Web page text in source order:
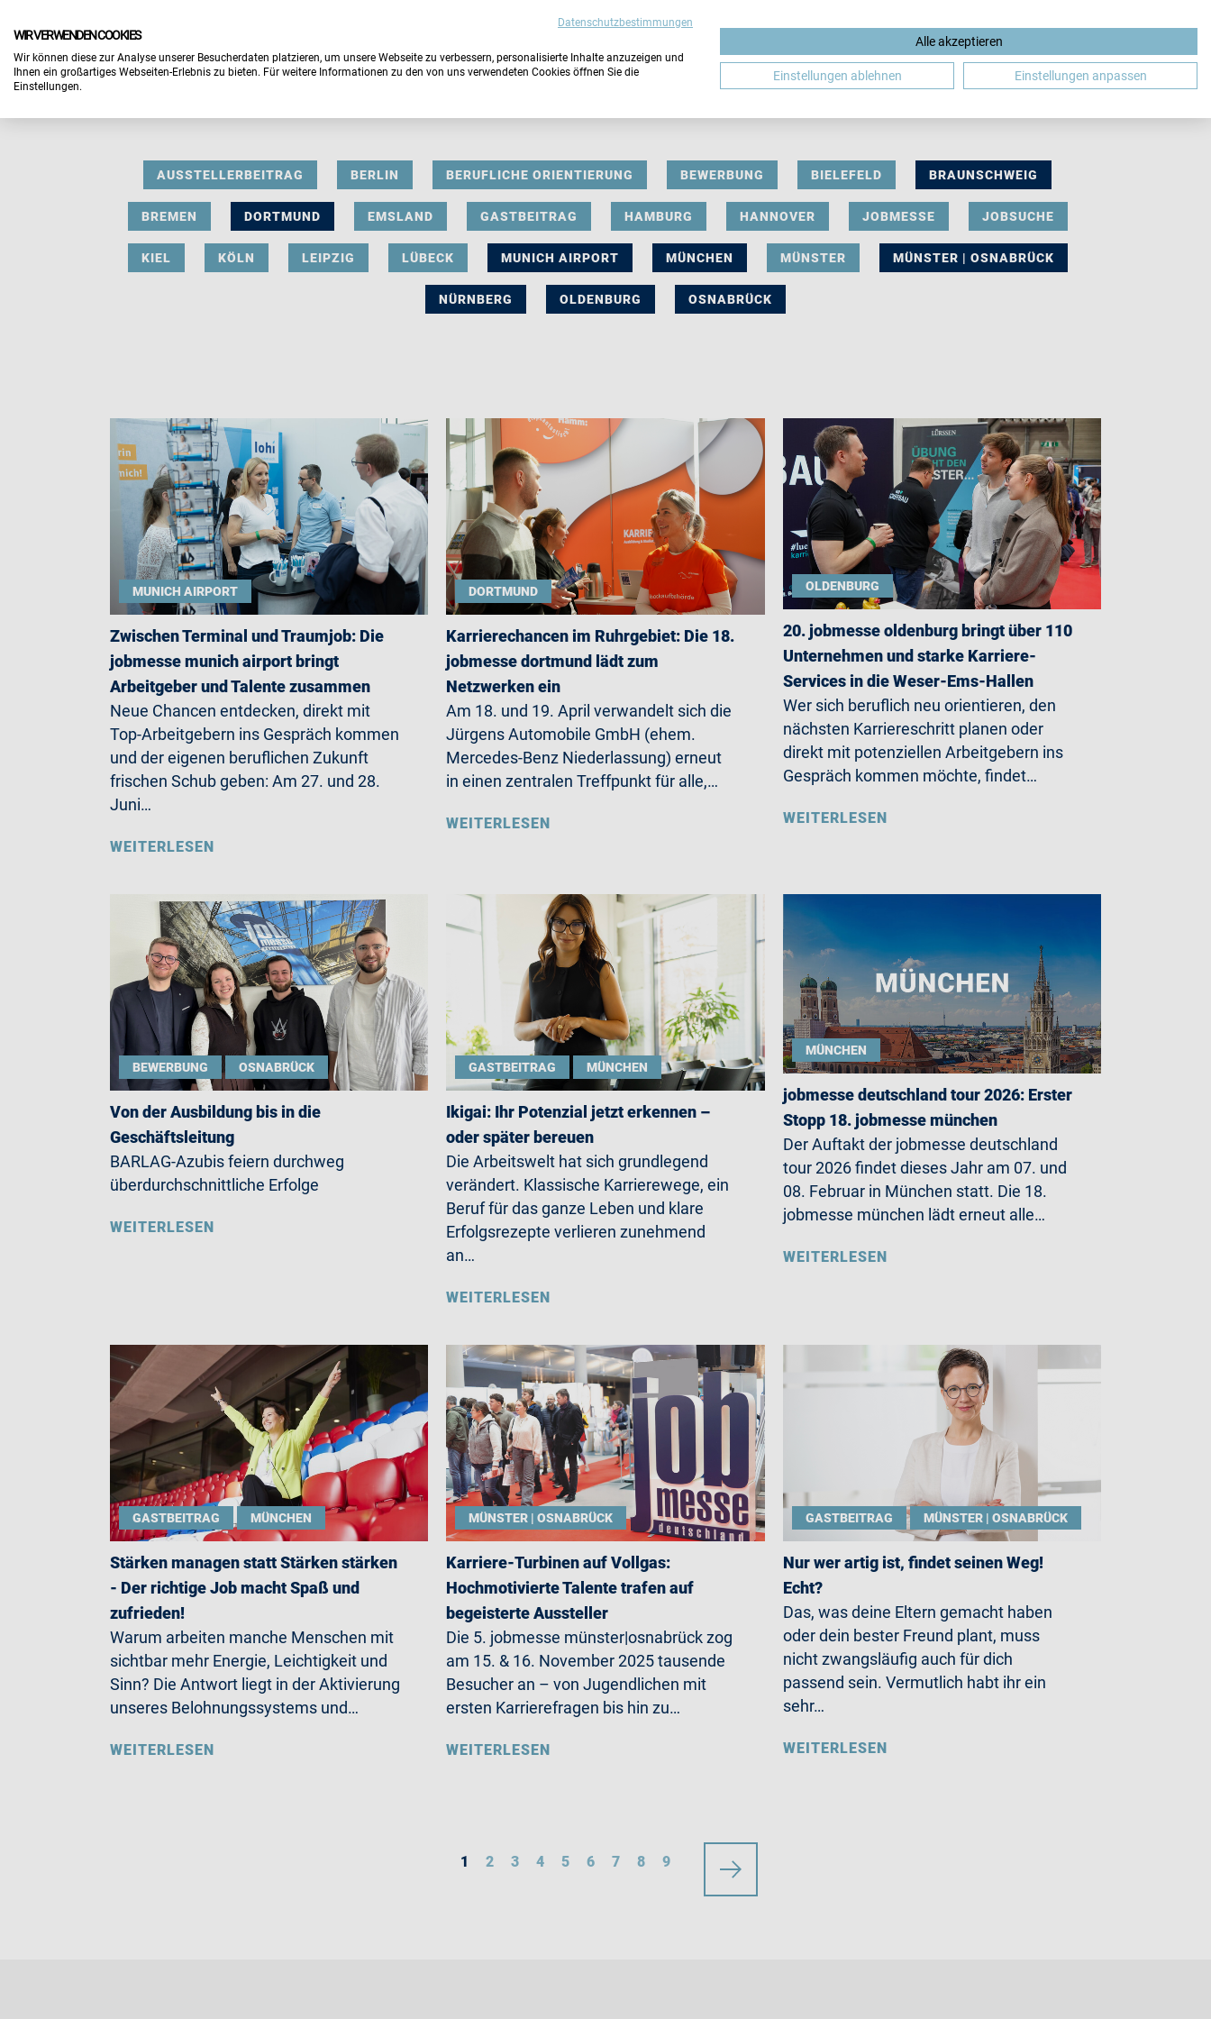
DE
AUSSTELLERBEITRAG BERLIN BERUFLICHE ORIENTIERUNG BEWERBUNG BIELEFELD BRAUNSCHWEIG
BREMEN DORTMUND EMSLAND GASTBEITRAG HAMBURG HANNOVER JOBMESSE JOBSUCHE
KIEL KÖLN LEIPZIG LÜBECK MUNICH AIRPORT MÜNCHEN MÜNSTER MÜNSTER | OSNABRÜCK
NÜRNBERG OLDENBURG OSNABRÜCK
MUNICH AIRPORT
Zwischen Terminal und Traumjob: Die
jobmesse munich airport bringt
Arbeitgeber und Talente zusammen
Neue Chancen entdecken, direkt mit
Top-Arbeitgebern ins Gespräch kommen
und der eigenen beruflichen Zukunft
frischen Schub geben: Am 27. und 28.
Juni…
WEITERLESEN
DORTMUND
Karrierechancen im Ruhrgebiet: Die 18.
jobmesse dortmund lädt zum
Netzwerken ein
Am 18. und 19. April verwandelt sich die
Jürgens Automobile GmbH (ehem.
Mercedes-Benz Niederlassung) erneut
in einen zentralen Treffpunkt für alle,…
WEITERLESEN
OLDENBURG
20. jobmesse oldenburg bringt über 110
Unternehmen und starke Karriere-
Services in die Weser-Ems-Hallen
Wer sich beruflich neu orientieren, den
nächsten Karriereschritt planen oder
direkt mit potenziellen Arbeitgebern ins
Gespräch kommen möchte, findet…
WEITERLESEN
BEWERBUNG OSNABRÜCK
Von der Ausbildung bis in die
Geschäftsleitung
BARLAG-Azubis feiern durchweg
überdurchschnittliche Erfolge
WEITERLESEN
GASTBEITRAG MÜNCHEN
Ikigai: Ihr Potenzial jetzt erkennen –
oder später bereuen
Die Arbeitswelt hat sich grundlegend
verändert. Klassische Karrierewege, ein
Beruf für das ganze Leben und klare
Erfolgsrezepte verlieren zunehmend
an…
WEITERLESEN
MÜNCHEN
jobmesse deutschland tour 2026: Erster
Stopp 18. jobmesse münchen
Der Auftakt der jobmesse deutschland
tour 2026 findet dieses Jahr am 07. und
08. Februar in München statt. Die 18.
jobmesse münchen lädt erneut alle…
WEITERLESEN
GASTBEITRAG MÜNCHEN
Stärken managen statt Stärken stärken
- Der richtige Job macht Spaß und
zufrieden!
Warum arbeiten manche Menschen mit
sichtbar mehr Energie, Leichtigkeit und
Sinn? Die Antwort liegt in der Aktivierung
unseres Belohnungssystems und…
WEITERLESEN
MÜNSTER | OSNABRÜCK
Karriere-Turbinen auf Vollgas:
Hochmotivierte Talente trafen auf
begeisterte Aussteller
Die 5. jobmesse münster|osnabrück zog
am 15. & 16. November 2025 tausende
Besucher an – von Jugendlichen mit
ersten Karrierefragen bis hin zu…
WEITERLESEN
GASTBEITRAG MÜNSTER | OSNABRÜCK
Nur wer artig ist, findet seinen Weg!
Echt?
Das, was deine Eltern gemacht haben
oder dein bester Freund plant, muss
nicht zwangsläufig auch für dich
passend sein. Vermutlich habt ihr ein
sehr…
WEITERLESEN
1 2 3 4 5 6 7 8 9
Datenschutzbestimmungen
WIR VERWENDEN COOKIES
Wir können diese zur Analyse unserer Besucherdaten platzieren, um unsere Webseite zu verbessern, personalisierte Inhalte anzuzeigen und
Ihnen ein großartiges Webseiten-Erlebnis zu bieten. Für weitere Informationen zu den von uns verwendeten Cookies öffnen Sie die
Einstellungen.
Alle akzeptieren
Einstellungen ablehnen Einstellungen anpassen